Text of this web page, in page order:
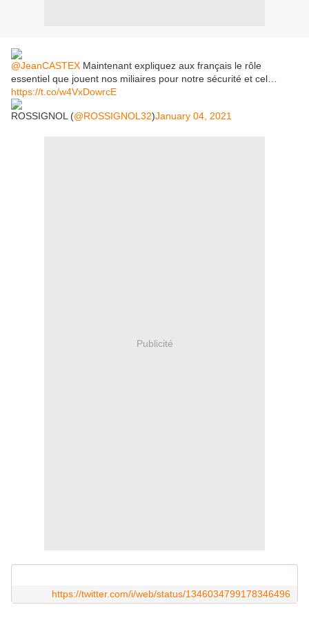
@JeanCASTEX Maintenant expliquez aux français le rôle
essentiel que jouent nos miliaires pour notre sécurité et cel…
https://t.co/w4VxDowrcE
ROSSIGNOL (@ROSSIGNOL32)January 04, 2021
Publicité
https://twitter.com/i/web/status/1346034799178346496